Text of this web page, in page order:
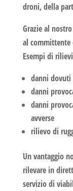
droni, della
Grazie al nostro
al committente
Esempi di
danni dovuti
danni
danni
avverse
rilievo di
Un vantaggio
rilevare in
servizio di